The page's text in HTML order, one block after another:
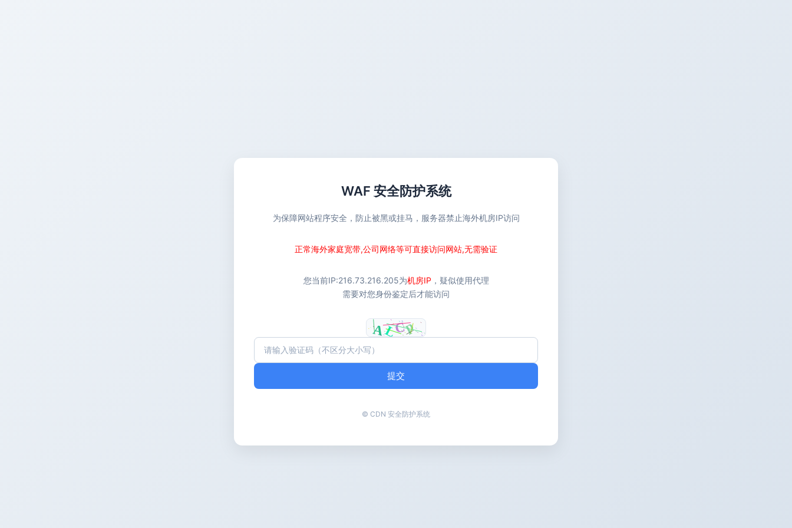
WAF 安全防护系统
为保障网站程序安全，防止被黑或挂马，服务器禁止海外机房IP访问
正常海外家庭宽带,公司网络等可直接访问网站,无需验证
您当前IP:216.73.216.205为机房IP ，疑似使用代理
需要对您身份鉴定后才能访问
提交
© CDN 安全防护系统